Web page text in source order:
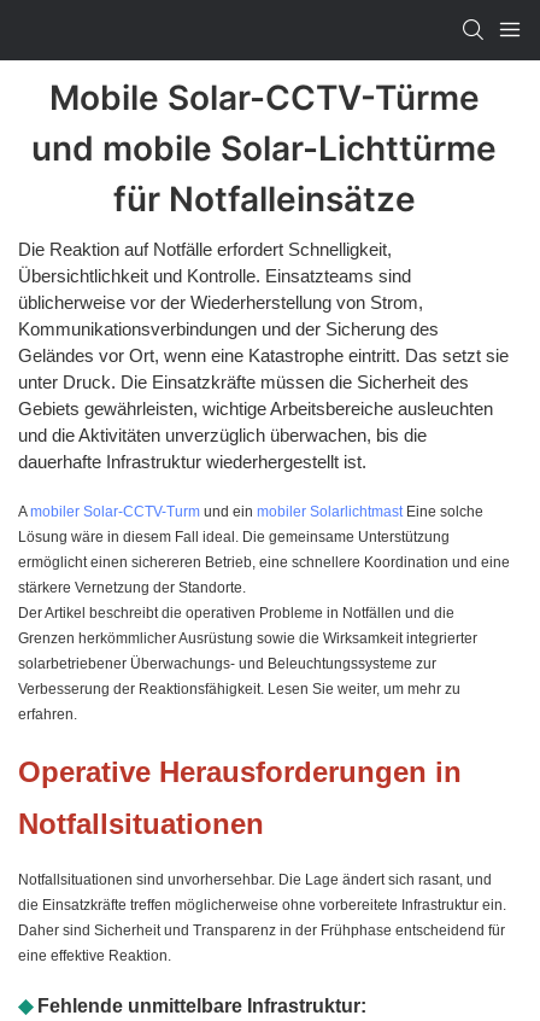
Mobile Solar-CCTV-Türme
und mobile Solar-Lichttürme
für Notfalleinsätze
Die Reaktion auf Notfälle erfordert Schnelligkeit,
Übersichtlichkeit und Kontrolle. Einsatzteams sind
üblicherweise vor der Wiederherstellung von Strom,
Kommunikationsverbindungen und der Sicherung des
Geländes vor Ort, wenn eine Katastrophe eintritt. Das setzt sie
unter Druck. Die Einsatzkräfte müssen die Sicherheit des
Gebiets gewährleisten, wichtige Arbeitsbereiche ausleuchten
und die Aktivitäten unverzüglich überwachen, bis die
dauerhafte Infrastruktur wiederhergestellt ist.
Amobiler Solar-CCTV-Turm und ein mobiler SolarlichtmastEine solche
Lösung wäre in diesem Fall ideal. Die gemeinsame Unterstützung
ermöglicht einen sichereren Betrieb, eine schnellere Koordination und eine
stärkere Vernetzung der Standorte.
Der Artikel beschreibt die operativen Probleme in Notfällen und die
Grenzen herkömmlicher Ausrüstung sowie die Wirksamkeit integrierter
solarbetriebener Überwachungs- und Beleuchtungssysteme zur
Verbesserung der Reaktionsfähigkeit. Lesen Sie weiter, um mehr zu
erfahren.
Operative Herausforderungen in
Notfallsituationen
Notfallsituationen sind unvorhersehbar. Die Lage ändert sich rasant, und
die Einsatzkräfte treffen möglicherweise ohne vorbereitete Infrastruktur ein.
Daher sind Sicherheit und Transparenz in der Frühphase entscheidend für
eine effektive Reaktion.
◆Fehlende unmittelbare Infrastruktur: